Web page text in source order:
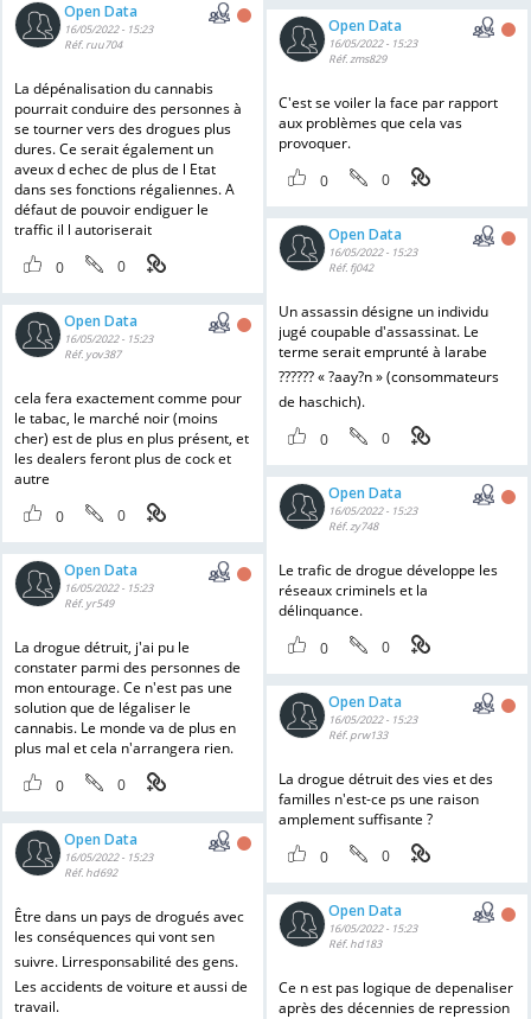
Open Data
16/05/2022 - 15:23
Réf. ruu704
La dépénalisation du cannabis
pourrait conduire des personnes à
se tourner vers des drogues plus
dures. Ce serait également un
aveux d echec de plus de l Etat
dans ses fonctions régaliennes. A
défaut de pouvoir endiguer le
traffic il l autoriserait
0
0
Open Data
16/05/2022 - 15:23
Réf. zms829
C'est se voiler la face par rapport
aux problèmes que cela vas
provoquer.
0
0
Open Data
16/05/2022 - 15:23
Réf. fj042
Un assassin désigne un individu
jugé coupable d'assassinat. Le
terme serait emprunté à larabe
?????? « ?aay?n » (consommateurs
de haschich).
0
0
Open Data
16/05/2022 - 15:23
Réf. yov387
cela fera exactement comme pour
le tabac, le marché noir (moins
cher) est de plus en plus présent, et
les dealers feront plus de cock et
autre
0
0
Open Data
16/05/2022 - 15:23
Réf. zy748
Le trafic de drogue développe les
réseaux criminels et la
délinquance.
0
0
Open Data
16/05/2022 - 15:23
Réf. yr549
La drogue détruit, j'ai pu le
constater parmi des personnes de
mon entourage. Ce n'est pas une
solution que de légaliser le
cannabis. Le monde va de plus en
plus mal et cela n'arrangera rien.
0
0
Open Data
16/05/2022 - 15:23
Réf. prw133
La drogue détruit des vies et des
familles n'est-ce ps une raison
amplement suffisante ?
0
0
Open Data
16/05/2022 - 15:23
Réf. hd692
Être dans un pays de drogués avec
les conséquences qui vont sen
suivre. Lirresponsabilité des gens.
Les accidents de voiture et aussi de
travail.
Open Data
16/05/2022 - 15:23
Réf. hd183
Ce n est pas logique de depenaliser
après des décennies de repression